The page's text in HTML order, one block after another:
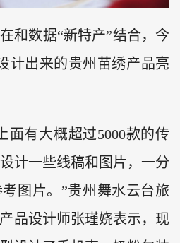
和数据“新特产”结合，今
计出来的贵州苗绣产品亮
面有大概超过5000款的传
计一些线稿和图片，一分
图片。”贵州舞水云台旅
品设计师张瑾娆表示，现